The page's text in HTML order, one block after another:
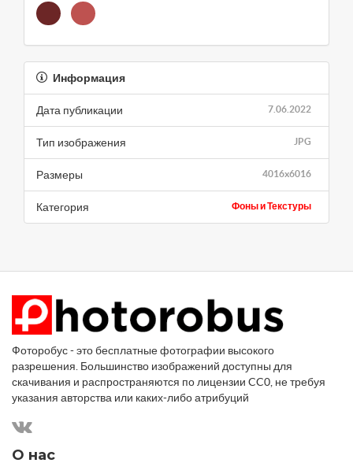
Информация
7.06.2022
Дата публикации
JPG
Тип изображения
4016x6016
Размеры
Фоны и Текстуры
Категория
Фоторобус - это бесплатные фотографии высокого
разрешения. Большинство изображений доступны для
скачивания и распространяются по лицензии CC0, не требуя
указания авторства или каких-либо атрибуций
О нас